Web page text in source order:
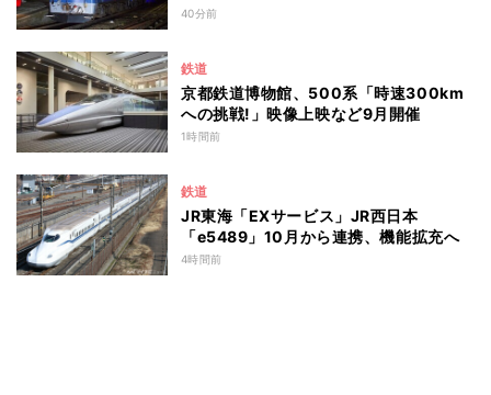
40分前
鉄道
京都鉄道博物館、500系「時速300km
への挑戦!」映像上映など9月開催
1時間前
鉄道
JR東海「EXサービス」JR西日本
「e5489」10月から連携、機能拡充へ
4時間前